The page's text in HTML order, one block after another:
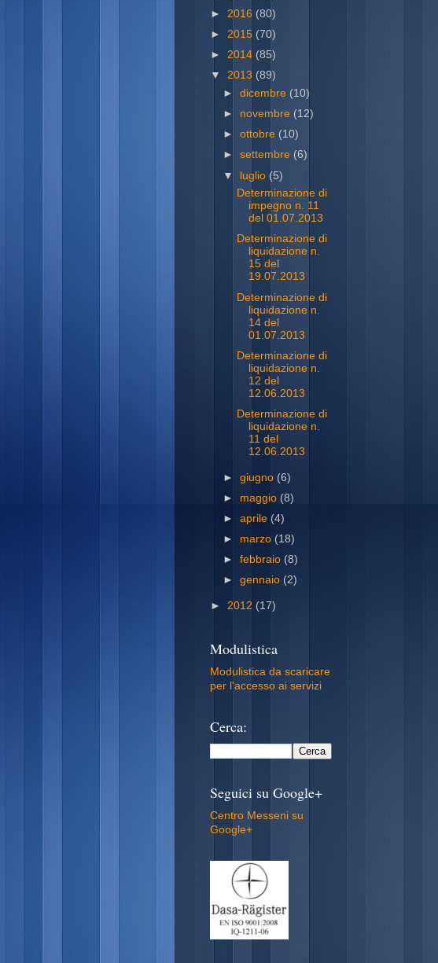
► 2016 (80)
► 2015 (70)
► 2014 (85)
▼ 2013 (89)
►dicembre (10)
► novembre (12)
►ottobre (10)
►settembre (6)
▼ luglio (5)
Determinazione di
impegno n. 11
del 01.07.2013
Determinazione di
liquidazione n.
15 del
19.07.2013
Determinazione di
liquidazione n.
14 del
01.07.2013
Determinazione di
liquidazione n.
12 del
12.06.2013
Determinazione di
liquidazione n.
11 del
12.06.2013
►giugno (6)
► maggio (8)
►aprile (4)
► marzo (18)
►febbraio (8)
►gennaio (2)
► 2012 (17)
Modulistica
Modulistica da scaricare
per l'accesso ai servizi
Cerca:
Seguici su Google+
Centro Messeni su
Google+